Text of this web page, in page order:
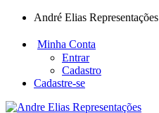
André Elias Representações
Minha Conta
Entrar
Cadastro
Cadastre-se